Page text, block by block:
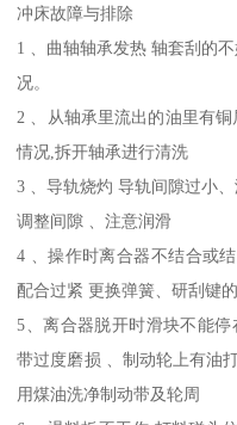
冲床故障与排除
1 、曲轴轴承发热 轴套刮的
况。
2 、从轴承里流出的油里有
情况,拆开轴承进行清洗
3 、导轨烧灼 导轨间隙过小
调整间隙 、注意润滑
4 、操作时离合器不结合或
配合过紧 更换弹簧、研刮键
5、离合器脱开时滑块不能
带过度磨损 、制动轮上有油
用煤油洗净制动带及轮周